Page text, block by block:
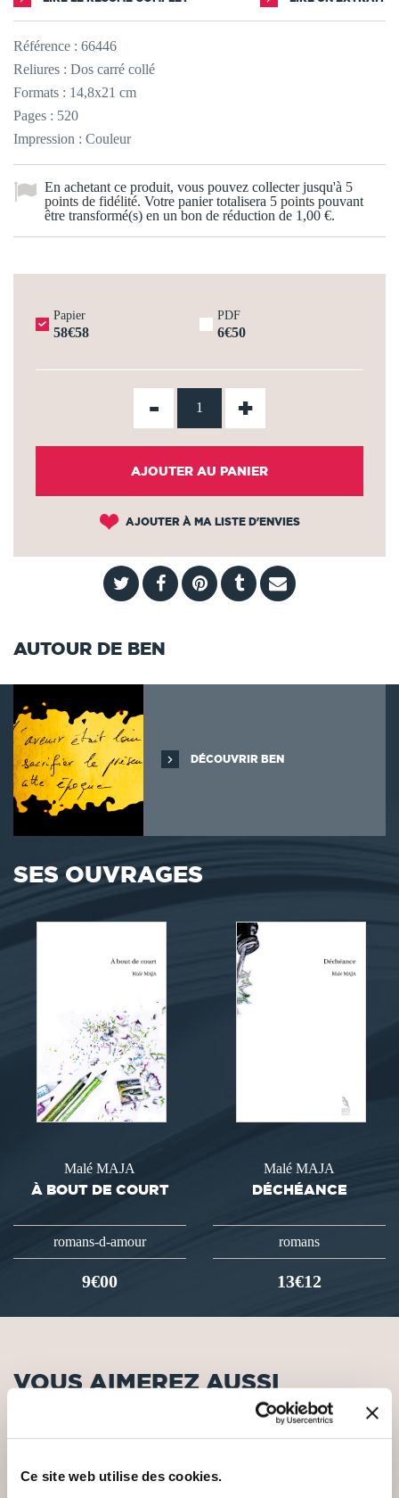
Ce site web utilise des cookies.
Référence : 66446
Reliures : Dos carré collé
Formats : 14,8x21 cm
Pages : 520
Impression : Couleur
En achetant ce produit, vous pouvez collecter jusqu'à 5
points de fidélité. Votre panier totalisera 5 points pouvant
être transformé(s) en un bon de réduction de 1,00 €.
Papier
58€58
PDF
6€50
- +
AJOUTER AU PANIER
AJOUTER À MA LISTE D'ENVIES
AUTOUR DE BEN
DÉCOUVRIR BEN
SES OUVRAGES
Malé MAJA
À BOUT DE COURT
romans-d-amour
9€00
Malé MAJA
DÉCHÉANCE
romans
13€12
VOUS AIMEREZ AUSSI